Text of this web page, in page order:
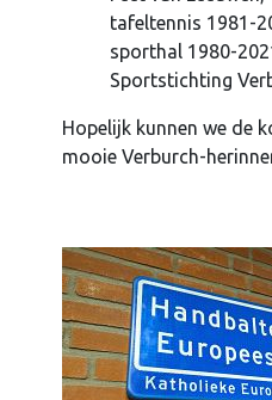
tafeltennis 1981-
sporthal 1980-
Sportstichting
Hopelijk kunnen we de
mooie Verburch-